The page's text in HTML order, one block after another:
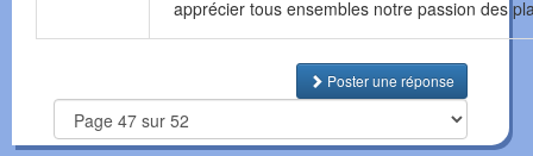
apprécier tous ensembles notre passion des
Poster une réponse